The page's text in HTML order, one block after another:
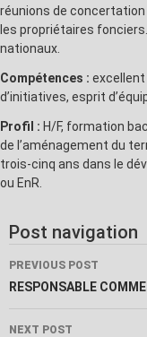
réunions de
les propriétaires
nationaux.
Compétences : excellent
d’initiatives, esprit
Profil : H/F, formation
de l’aménagement du
trois-cinq ans dans le
ou EnR.
Post navigation
PREVIOUS POST
RESPONSABLE
NEXT POST